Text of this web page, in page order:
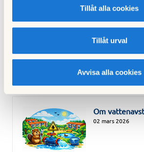
Tillåt alla cookies
Tillåt urval
Avvisa alla cookies
Tyck till om
Snösätra
Om
02 mars 2026